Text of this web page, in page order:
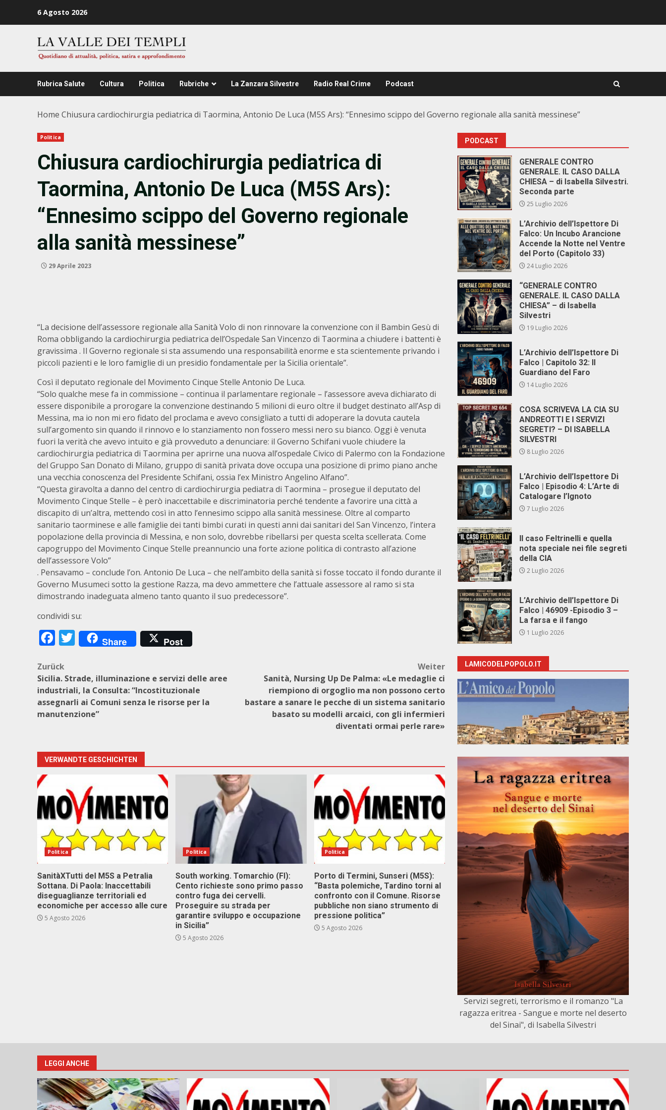
6 Agosto 2026
Rubrica Salute Cultura Politica Rubriche La Zanzara Silvestre Radio Real Crime Podcast
Home Chiusura cardiochirurgia pediatrica di Taormina, Antonio De Luca (M5S Ars): “Ennesimo scippo del Governo regionale alla sanità messinese”
Politica
Chiusura cardiochirurgia pediatrica di
Taormina, Antonio De Luca (M5S Ars):
“Ennesimo scippo del Governo regionale
alla sanità messinese”
29 Aprile 2023
“La decisione dell’assessore regionale alla Sanità Volo di non rinnovare la convenzione con il Bambin Gesù di
Roma obbligando la cardiochirurgia pediatrica dell’Ospedale San Vincenzo di Taormina a chiudere i battenti è
gravissima . Il Governo regionale si sta assumendo una responsabilità enorme e sta scientemente privando i
piccoli pazienti e le loro famiglie di un presidio fondamentale per la Sicilia orientale”.
Così il deputato regionale del Movimento Cinque Stelle Antonio De Luca.
“Solo qualche mese fa in commissione – continua il parlamentare regionale – l’assessore aveva dichiarato di
essere disponibile a prorogare la convenzione destinando 5 milioni di euro oltre il budget destinato all’Asp di
Messina, ma io non mi ero fidato del proclama e avevo consigliato a tutti di adoperare la dovuta cautela
sull’argomento sin quando il rinnovo e lo stanziamento non fossero messi nero su bianco. Oggi è venuta
fuori la verità che avevo intuito e già provveduto a denunciare: il Governo Schifani vuole chiudere la
cardiochirurgia pediatrica di Taormina per aprirne una nuova all’ospedale Civico di Palermo con la Fondazione
del Gruppo San Donato di Milano, gruppo di sanità privata dove occupa una posizione di primo piano anche
una vecchia conoscenza del Presidente Schifani, ossia l’ex Ministro Angelino Alfano”.
“Questa giravolta a danno del centro di cardiochirurgia pediatra di Taormina – prosegue il deputato del
Movimento Cinque Stelle – è però inaccettabile e discriminatoria perché tendente a favorire una città a
discapito di un’altra, mettendo così in atto l’ennesimo scippo alla sanità messinese. Oltre al comparto
sanitario taorminese e alle famiglie dei tanti bimbi curati in questi anni dai sanitari del San Vincenzo, l’intera
popolazione della provincia di Messina, e non solo, dovrebbe ribellarsi per questa scelta scellerata. Come
capogruppo del Movimento Cinque Stelle preannuncio una forte azione politica di contrasto all’azione
dell’assessore Volo”
. Pensavamo – conclude l’on. Antonio De Luca – che nell’ambito della sanità si fosse toccato il fondo durante il
Governo Musumeci sotto la gestione Razza, ma devo ammettere che l’attuale assessore al ramo si sta
dimostrando inadeguata almeno tanto quanto il suo predecessore”.
condividi su:
Facebook
Twitter
Share Post
Beitragsnavigation
Zurück
Sicilia. Strade, illuminazione e servizi delle aree
industriali, la Consulta: “Incostituzionale
assegnarli ai Comuni senza le risorse per la
manutenzione”
Weiter
Sanità, Nursing Up De Palma: «Le medaglie ci
riempiono di orgoglio ma non possono certo
bastare a sanare le pecche di un sistema sanitario
basato su modelli arcaici, con gli infermieri
diventati ormai perle rare»
VERWANDTE GESCHICHTEN
Politica
SanitàXTutti del M5S a Petralia
Sottana. Di Paola: Inaccettabili
diseguaglianze territoriali ed
economiche per accesso alle cure
5 Agosto 2026
Politica
South working. Tomarchio (FI):
Cento richieste sono primo passo
contro fuga dei cervelli.
Proseguire su strada per
garantire sviluppo e occupazione
in Sicilia”
5 Agosto 2026
Politica
Porto di Termini, Sunseri (M5S):
“Basta polemiche, Tardino torni al
confronto con il Comune. Risorse
pubbliche non siano strumento di
pressione politica”
5 Agosto 2026
PODCAST
GENERALE CONTRO
GENERALE. IL CASO DALLA
CHIESA – di Isabella Silvestri.
Seconda parte
25 Luglio 2026
L’Archivio dell’Ispettore Di
Falco: Un Incubo Arancione
Accende la Notte nel Ventre
del Porto (Capitolo 33)
24 Luglio 2026
“GENERALE CONTRO
GENERALE. IL CASO DALLA
CHIESA” – di Isabella
Silvestri
19 Luglio 2026
L’Archivio dell’Ispettore Di
Falco | Capitolo 32: Il
Guardiano del Faro
14 Luglio 2026
COSA SCRIVEVA LA CIA SU
ANDREOTTI E I SERVIZI
SEGRETI? – DI ISABELLA
SILVESTRI
8 Luglio 2026
L’Archivio dell’Ispettore Di
Falco | Episodio 4: L’Arte di
Catalogare l’Ignoto
7 Luglio 2026
Il caso Feltrinelli e quella
nota speciale nei file segreti
della CIA
2 Luglio 2026
L’Archivio dell’Ispettore Di
Falco | 46909 -Episodio 3 –
La farsa e il fango
1 Luglio 2026
LAMICODELPOPOLO.IT
Servizi segreti, terrorismo e il romanzo "La
ragazza eritrea - Sangue e morte nel deserto
del Sinai", di Isabella Silvestri
LEGGI ANCHE